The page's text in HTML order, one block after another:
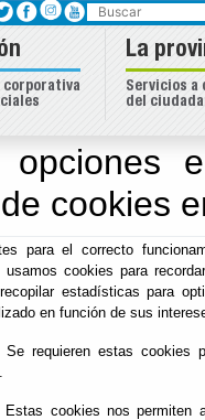
opciones
cookies
para el correcto
usamos cookies para
estadísticas para
en función de sus
Se requieren estas cookies
Estas cookies nos permiten
-
Buscar
La
Servicios a
del